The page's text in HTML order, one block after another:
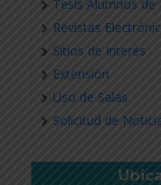
Tesis Alumnos de
Revistas
Sitios de Interés
Extensión
Uso de Salas
Solicitud de